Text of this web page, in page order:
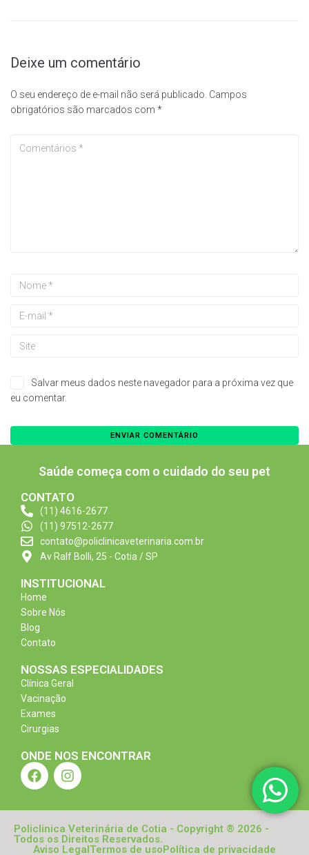
Deixe um comentário
O seu endereço de e-mail não será publicado. Campos
obrigatórios são marcados com *
Salvar meus dados neste navegador para a próxima vez que
eu comentar.
Saúde começa com o cuidado do seu pet
CONTATO
(11) 4616-2677
(11) 97512-2677
contato@policlinicaveterinaria.com.br
Av Ralf Bolli, 25 - Cotia / SP
INSTITUCIONAL
Home
Sobre Nós
Blog
Contato
NOSSAS ESPECIALIDADES
Clínica Geral
Vacinação
Exames
Cirurgias
ONDE NOS ENCONTRAR
Policlinica Veterinária de Cotia - Copyright ® 2026 -
Todos os Direitos Reservados.
Aviso LegalTermos de usoPolítica de privacidade